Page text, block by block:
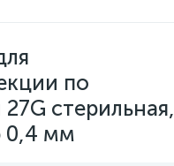
по
стерильная,
0,4 мм